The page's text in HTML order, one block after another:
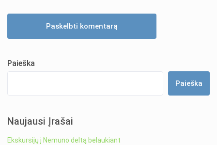
Paieška
Paieška
Naujausi Įrašai
Ekskursijų į Nemuno deltą belaukiant